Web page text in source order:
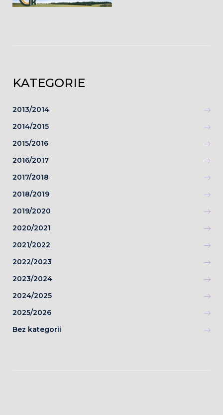
KATEGORIE
2013/2014
2014/2015
2015/2016
2016/2017
2017/2018
2018/2019
2019/2020
2020/2021
2021/2022
2022/2023
2023/2024
2024/2025
2025/2026
Bez kategorii